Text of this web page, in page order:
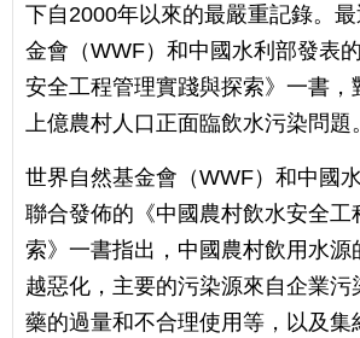
下自2000年以來的最嚴重記錄。
金會（WWF）和中國水利部發表
安全工程管理實踐與探索》一書，
上億農村人口正面臨飲水污染問題。
世界自然基金會（WWF）和中國
聯合發佈的《中國農村飲水安全工
索》一書指出，中國農村飲用水源
越惡化，主要的污染源來自企業污
藥的過量和不合理使用等，以及集